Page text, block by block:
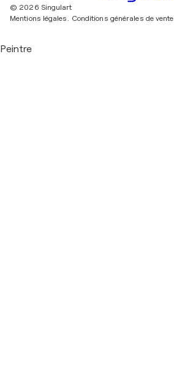
© 2026 Singulart
Mentions légales. Conditions générales de vente
Peintre